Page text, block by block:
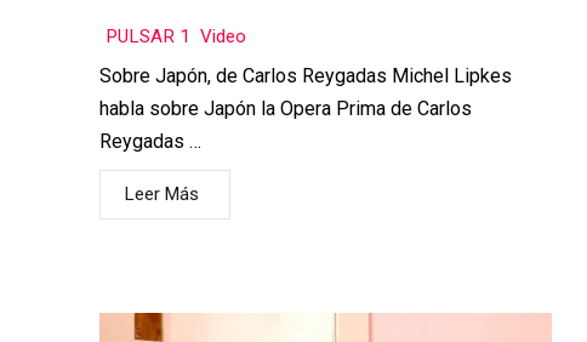
PULSAR 1 Video
Sobre Japón, de Carlos Reygadas Michel Lipkes
habla sobre Japón la Opera Prima de Carlos
Reygadas …
Leer Más